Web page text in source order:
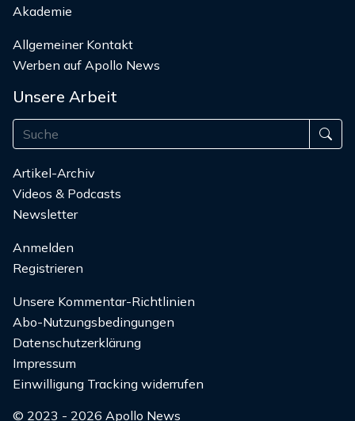
Akademie
Allgemeiner Kontakt
Werben auf Apollo News
Unsere Arbeit
Artikel-Archiv
Videos & Podcasts
Newsletter
Anmelden
Registrieren
Unsere Kommentar-Richtlinien
Abo-Nutzungsbedingungen
Datenschutzerklärung
Impressum
Einwilligung Tracking widerrufen
© 2023 - 2026 Apollo News